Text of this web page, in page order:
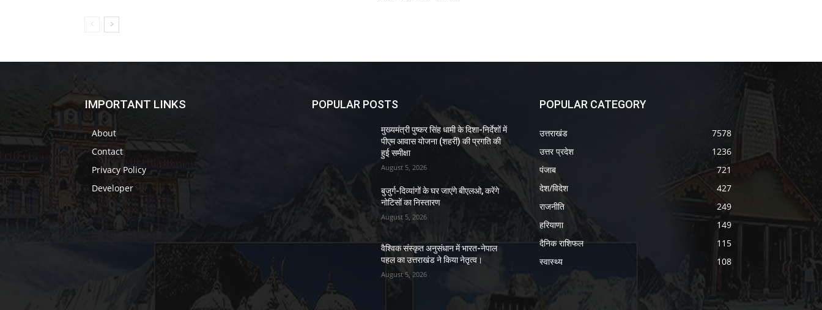
IMPORTANT LINKS
About
Contact
Privacy Policy
Developer
POPULAR POSTS
मुख्यमंत्री पुष्कर सिंह धामी के दिशा-निर्देशों में
पीएम आवास योजना (शहरी) की प्रगति की
हुई समीक्षा
August 5, 2026
बुजुर्ग-दिव्यांगों के घर जाएंगे बीएलओ, करेंगे
नोटिसों का निस्तारण
August 5, 2026
वैश्विक संस्कृत अनुसंधान में भारत-नेपाल
पहल का उत्तराखंड ने किया नेतृत्व।
August 5, 2026
POPULAR CATEGORY
उत्तराखंड
7578
उत्तर प्रदेश
1236
पंजाब
721
देश/विदेश
427
राजनीति
249
हरियाणा
149
दैनिक राशिफल
115
स्वास्थ्य
108